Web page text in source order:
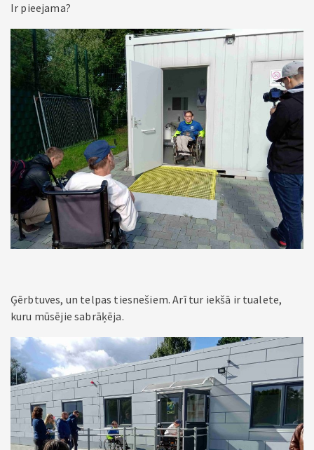
Ir pieejama?
Ģērbtuves, un telpas tiesnešiem. Arī tur iekšā ir tualete,
kuru mūsējie sabrāķēja.